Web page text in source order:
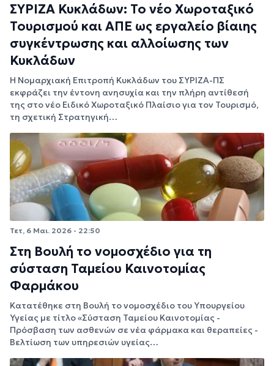
ΣΥΡΙΖΑ Κυκλάδων: Το νέο Χωροταξικό
Τουρισμού και ΑΠΕ ως εργαλείο βίαιης
συγκέντρωσης και αλλοίωσης των
Κυκλάδων
Η Νομαρχιακή Επιτροπή Κυκλάδων του ΣΥΡΙΖΑ-ΠΣ
εκφράζει την έντονη ανησυχία και την πλήρη αντίθεσή
της στο νέο Ειδικό Χωροταξικό Πλαίσιο για τον Τουρισμό,
τη σχετική Στρατηγική…
Τετ, 6 Μαι. 2026 - 22:50
Στη Βουλή το νομοσχέδιο για τη
σύσταση Ταμείου Καινοτομίας
Φαρμάκου
Κατατέθηκε στη Βουλή το νομοσχέδιο του Υπουργείου
Υγείας με τίτλο «Σύσταση Ταμείου Καινοτομίας -
Πρόσβαση των ασθενών σε νέα φάρμακα και θεραπείες -
Βελτίωση των υπηρεσιών υγείας…